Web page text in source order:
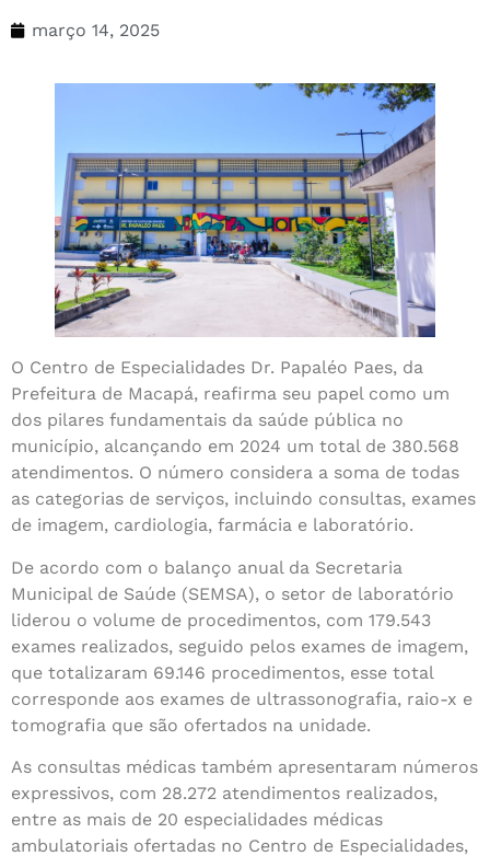
março 14, 2025
O Centro de Especialidades Dr. Papaléo Paes, da
Prefeitura de Macapá, reafirma seu papel como um
dos pilares fundamentais da saúde pública no
município, alcançando em 2024 um total de 380.568
atendimentos. O número considera a soma de todas
as categorias de serviços, incluindo consultas, exames
de imagem, cardiologia, farmácia e laboratório.
De acordo com o balanço anual da Secretaria
Municipal de Saúde (SEMSA), o setor de laboratório
liderou o volume de procedimentos, com 179.543
exames realizados, seguido pelos exames de imagem,
que totalizaram 69.146 procedimentos, esse total
corresponde aos exames de ultrassonografia, raio-x e
tomografia que são ofertados na unidade.
As consultas médicas também apresentaram números
expressivos, com 28.272 atendimentos realizados,
entre as mais de 20 especialidades médicas
ambulatoriais ofertadas no Centro de Especialidades,